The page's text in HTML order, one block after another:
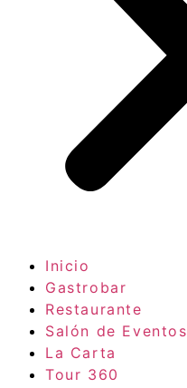
Inicio
Gastrobar
Restaurante
Salón de Eventos
La Carta
Tour 360